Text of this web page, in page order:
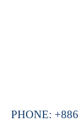
PHONE: